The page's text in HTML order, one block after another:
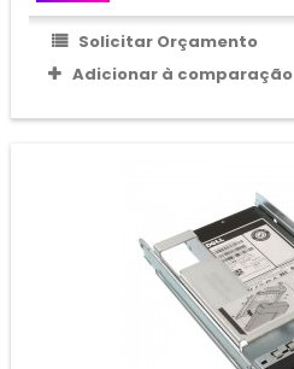
Solicitar Orçamento
Adicionar à comparação